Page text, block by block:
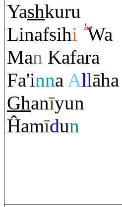
Yashkuru
Linafsihi Wa
Man Kafara
Fa'innaAllāha
Ghanīyun
Ĥamīdun